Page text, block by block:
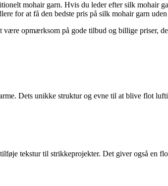
mohair garn. Hvis du leder efter silk mohair
for at få den bedste pris på silk mohair garn
opmærksom på gode tilbud og billige priser,
Dets unikke struktur og evne til at blive flot
tekstur til strikkeprojekter. Det giver også en